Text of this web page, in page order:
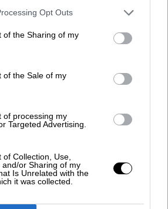
Opt Outs
of the Sharing of my
of the Sale of my
of processing my
Targeted Advertising.
Collection, Use,
and/or Sharing of my
Is Unrelated with the
it was collected.
quiere pasar a
de